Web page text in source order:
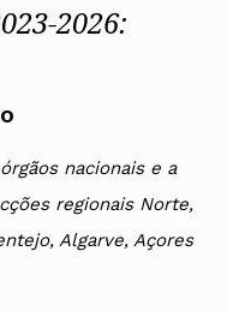
2026:
nacionais e a
regionais Norte,
Algarve, Açores